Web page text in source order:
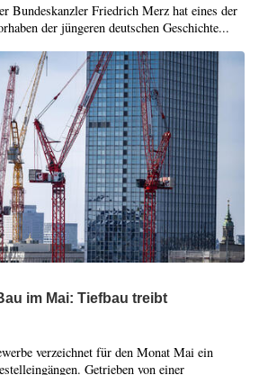
Bundeskanzler Friedrich Merz hat eines der
der jüngeren deutschen Geschichte...
im Mai: Tiefbau treibt
verzeichnet für den Monat Mai ein
Getrieben von einer